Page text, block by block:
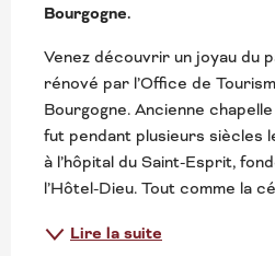
Bourgogne.
Venez découvrir un joyau du
rénové par l’Office de
Bourgogne. Ancienne
fut pendant plusieurs siècles
à l’hôpital du Saint-Esprit,
l’Hôtel-Dieu. Tout comme la
Lire la suite